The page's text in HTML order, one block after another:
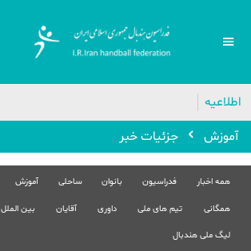
اطلاعیه🔴
آموزش
جزئیات خبر
همه اخبار فدراسیون بانوان ساحلی آموزش
همگانی تیم های ملی داوری آقایان بین الملل
لیگ ملی هندبال